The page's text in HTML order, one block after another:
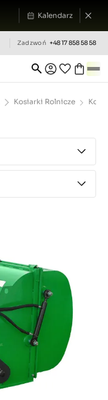
Kalendarz
Zadzwoń +48 17 858 58 58
Kosiarki Rolnicze